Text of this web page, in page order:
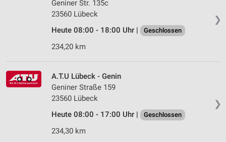
❯
Geniner Str. 135c
23560 Lübeck
Heute 08:00 - 18:00 Uhr |
Geschlossen
234,20 km
❯
A.T.U Lübeck - Genin
Geniner Straße 159
23560 Lübeck
Heute 08:00 - 17:00 Uhr |
Geschlossen
234,30 km